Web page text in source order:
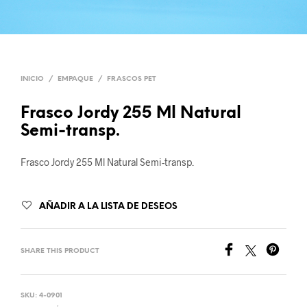
INICIO / EMPAQUE / FRASCOS PET
Frasco Jordy 255 Ml Natural
Semi-transp.
Frasco Jordy 255 Ml Natural Semi-transp.
AÑADIR A LA LISTA DE DESEOS
SHARE THIS PRODUCT
SKU: 4-0901